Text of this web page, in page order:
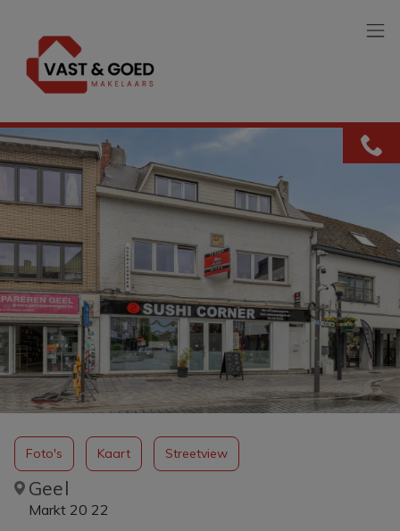
Geel
Markt 20 22
Foto's Kaart Streetview